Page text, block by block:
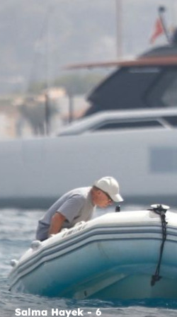
Salma Hayek - 6 Salma
Hayek
DiCaprio i njegov raj:
na jahti i uživa